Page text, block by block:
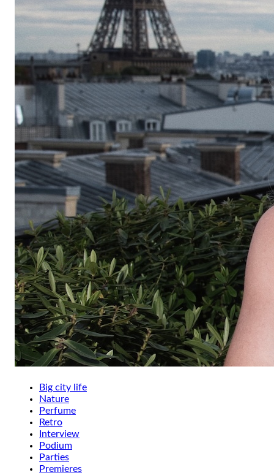
Big city life
Nature
Perfume
Retro
Interview
Podium
Parties
Premieres